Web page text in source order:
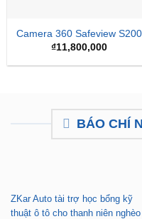
Camera 360 Safeview S200
₫11,800,000
BÁO CHÍ
ZKar Auto tài trợ học bổng kỹ
thuật ô tô cho thanh niên nghèo